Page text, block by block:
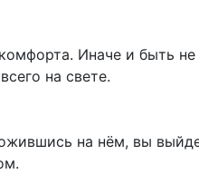
Иначе и быть
на свете.
на нём, вы